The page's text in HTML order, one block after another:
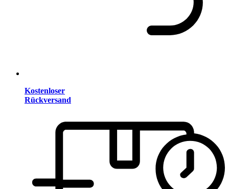
Kostenloser
Rückversand